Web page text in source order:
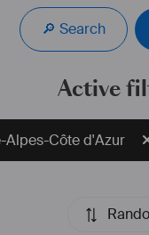
🔎 Search
Active
Alpes-Côte d'Azur